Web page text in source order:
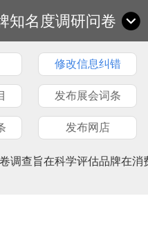
知名度调研问卷
修改信息纠错
发布展会词条
发布网店
调查旨在科学评估品牌在